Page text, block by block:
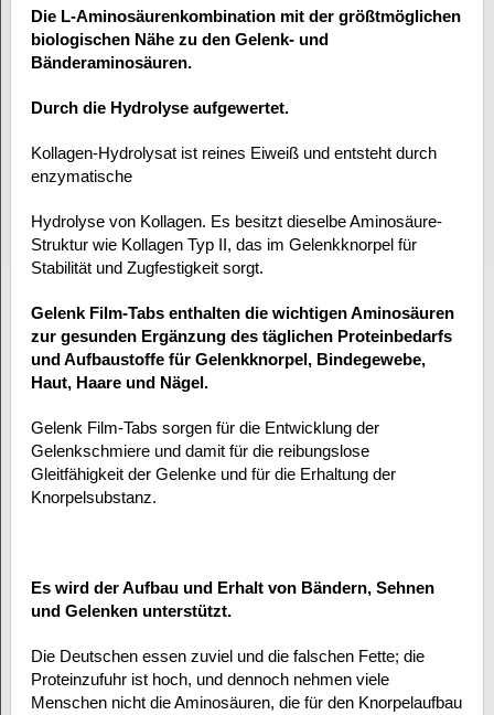
Die L-Aminosäurenkombination mit der größtmöglichen
biologischen Nähe zu den Gelenk- und
Bänderaminosäuren.
Durch die Hydrolyse aufgewertet.
Kollagen-Hydrolysat ist reines Eiweiß und entsteht durch
enzymatische
Hydrolyse von Kollagen. Es besitzt dieselbe Aminosäure-
Struktur wie Kollagen Typ II, das im Gelenkknorpel für
Stabilität und Zugfestigkeit sorgt.
Gelenk Film-Tabs enthalten die wichtigen Aminosäuren
zur gesunden Ergänzung des täglichen Proteinbedarfs
und Aufbaustoffe für Gelenkknorpel, Bindegewebe,
Haut, Haare und Nägel.
Gelenk Film-Tabs sorgen für die Entwicklung der
Gelenkschmiere und damit für die reibungslose
Gleitfähigkeit der Gelenke und für die Erhaltung der
Knorpelsubstanz.
Es wird der Aufbau und Erhalt von Bändern, Sehnen
und Gelenken unterstützt.
Die Deutschen essen zuviel und die falschen Fette; die
Proteinzufuhr ist hoch, und dennoch nehmen viele
Menschen nicht die Aminosäuren, die für den Knorpelaufbau